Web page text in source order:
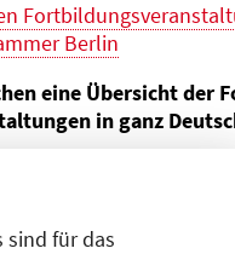
sind für das
Berlin
eine Übersicht der
in ganz
Veranstalter?